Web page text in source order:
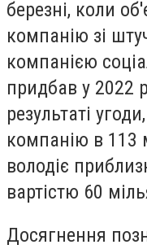
березні, коли
компанію зі
компанією
придбав у 2022
результаті
компанію в 113
володіє
вартістю 60
Досягнення